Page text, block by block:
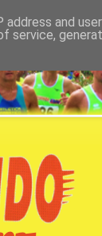
and
service,